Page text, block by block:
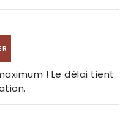
! Le délai tient